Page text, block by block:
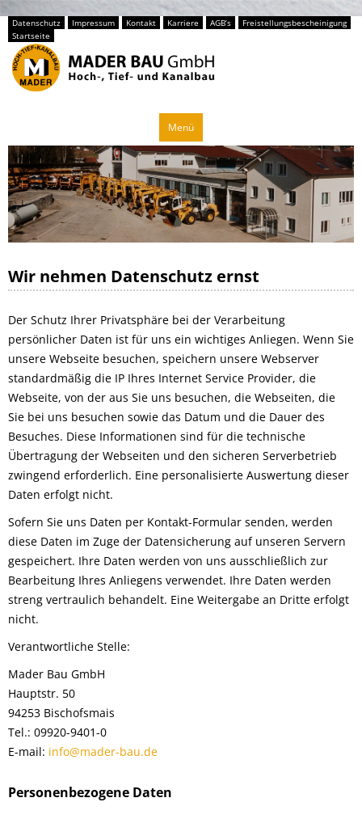
Datenschutz Impressum Kontakt Karriere AGB’s
Freistellungsbescheinigung
Startseite
Menü
Wir nehmen Datenschutz ernst
Der Schutz Ihrer Privatsphäre bei der Verarbeitung
persönlicher Daten ist für uns ein wichtiges Anliegen. Wenn Sie
unsere Webseite besuchen, speichern unsere Webserver
standardmäßig die IP Ihres Internet Service Provider, die
Webseite, von der aus Sie uns besuchen, die Webseiten, die
Sie bei uns besuchen sowie das Datum und die Dauer des
Besuches. Diese Informationen sind für die technische
Übertragung der Webseiten und den sicheren Serverbetrieb
zwingend erforderlich. Eine personalisierte Auswertung dieser
Daten erfolgt nicht.
Sofern Sie uns Daten per Kontakt-Formular senden, werden
diese Daten im Zuge der Datensicherung auf unseren Servern
gespeichert. Ihre Daten werden von uns ausschließlich zur
Bearbeitung Ihres Anliegens verwendet. Ihre Daten werden
streng vertraulich behandelt. Eine Weitergabe an Dritte erfolgt
nicht.
Verantwortliche Stelle:
Mader Bau GmbH
Hauptstr. 50
94253 Bischofsmais
Tel.: 09920-9401-0
E-mail: info@mader-bau.de
Personenbezogene Daten